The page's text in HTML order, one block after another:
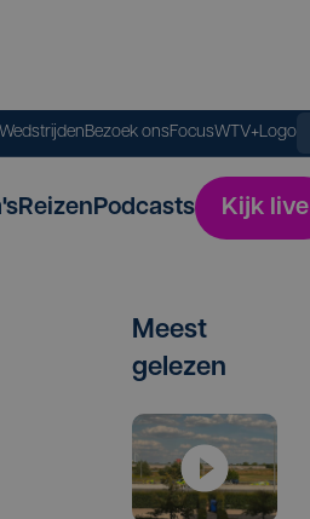
WedstrijdenBezoek onsFocusWTV+Logo
ReizenPodcasts Kijk live
Meest
gelezen